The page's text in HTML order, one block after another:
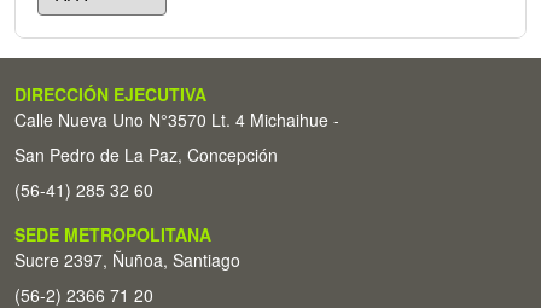
DIRECCIÓN EJECUTIVA
Calle Nueva Uno N°3570 Lt. 4 Michaihue -
San Pedro de La Paz, Concepción
(56-41) 285 32 60
SEDE METROPOLITANA
Sucre 2397, Ñuñoa, Santiago
(56-2) 2366 71 20